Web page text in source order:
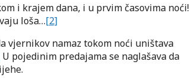
i krajem dana, i u prvim časovima noći!
loša…[2]
vjernikov namaz tokom noći uništava
U pojedinim predajama se naglašava da